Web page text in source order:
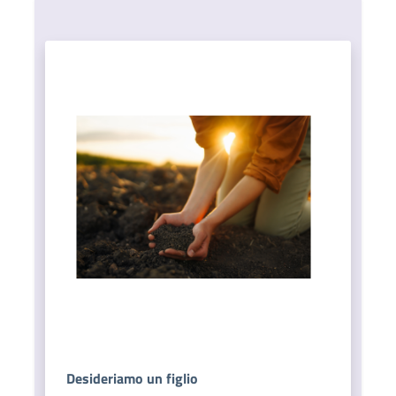
Desideriamo un figlio